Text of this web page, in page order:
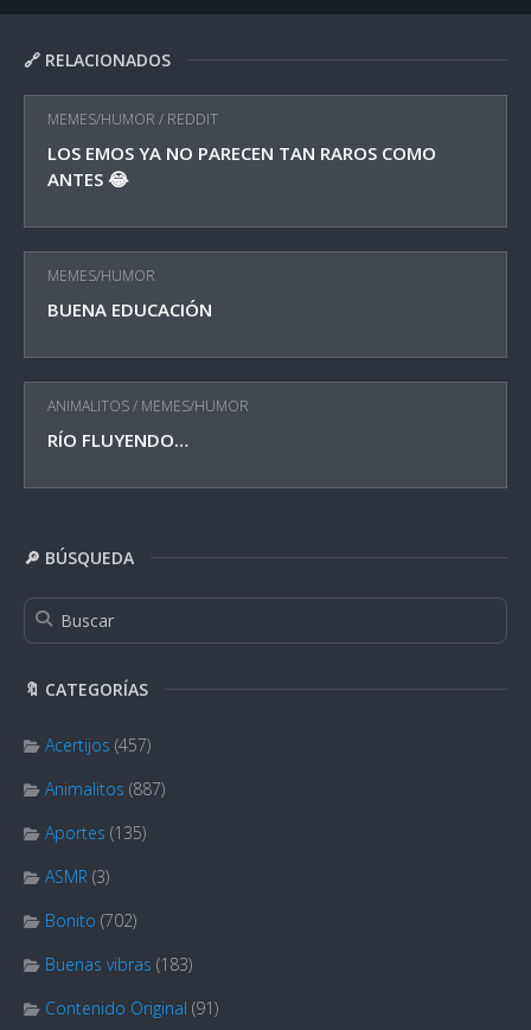
🔗 RELACIONADOS
MEMES/HUMOR / REDDIT
LOS EMOS YA NO PARECEN TAN RAROS COMO
ANTES 😂
MEMES/HUMOR
BUENA EDUCACIÓN
ANIMALITOS/ MEMES/HUMOR
RÍO FLUYENDO…
🔎 BÚSQUEDA
🔖 CATEGORÍAS
Acertijos (457)
Animalitos (887)
Aportes (135)
ASMR (3)
Bonito (702)
Buenas vibras (183)
Contenido Original (91)